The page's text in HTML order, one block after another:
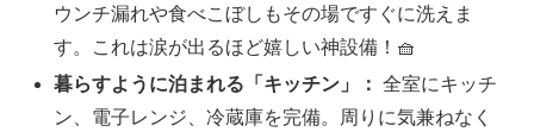
ウンチ漏れや食べこぼしもその場ですぐに洗えま
す。これは涙が出るほど嬉しい神設備！🧺
暮らすように泊まれる「キッチン」： 全室にキッチ
ン、電子レンジ、冷蔵庫を完備。周りに気兼ねなく